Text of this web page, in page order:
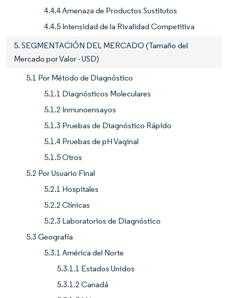
4.4.4 Amenaza de Productos Sustitutos
4.4.5 Intensidad de la Rivalidad Competitiva
5. SEGMENTACIÓN DEL MERCADO (Tamaño del
Mercado por Valor - USD)
5.1 Por Método de Diagnóstico
5.1.1 Diagnósticos Moleculares
5.1.2 Inmunoensayos
5.1.3 Pruebas de Diagnóstico Rápido
5.1.4 Pruebas de pH Vaginal
5.1.5 Otros
5.2 Por Usuario Final
5.2.1 Hospitales
5.2.2 Clínicas
5.2.3 Laboratorios de Diagnóstico
5.3 Geografía
5.3.1 América del Norte
5.3.1.1 Estados Unidos
5.3.1.2 Canadá